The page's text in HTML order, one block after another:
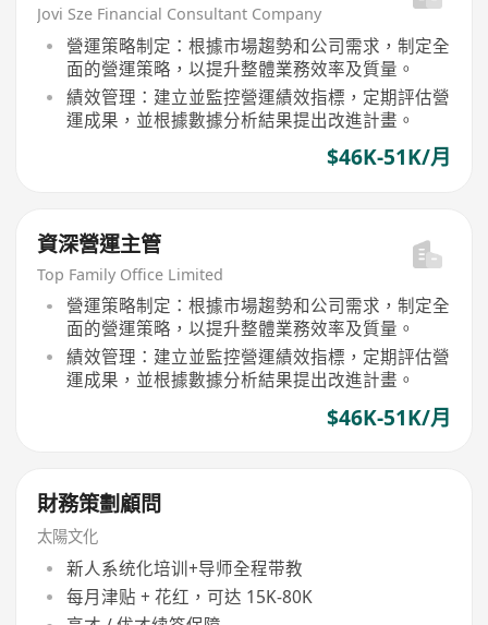
Jovi Sze Financial Consultant Company
營運策略制定：根據市場趨勢和公司需求，制定全
面的營運策略，以提升整體業務效率及質量。
績效管理：建立並監控營運績效指標，定期評估營
運成果，並根據數據分析結果提出改進計畫。
$46K-51K/月
資深營運主管
Top Family Office Limited
營運策略制定：根據市場趨勢和公司需求，制定全
面的營運策略，以提升整體業務效率及質量。
績效管理：建立並監控營運績效指標，定期評估營
運成果，並根據數據分析結果提出改進計畫。
$46K-51K/月
財務策劃顧問
太陽文化
新人系统化培训+导师全程带教
每月津贴 + 花红，可达 15K-80K